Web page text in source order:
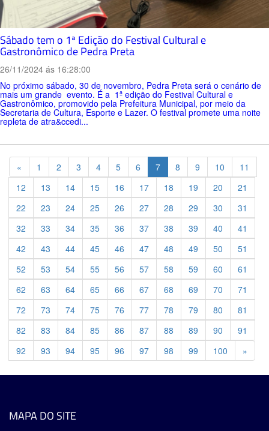
Sábado tem o 1ª Edição do Festival Cultural e
Gastronômico de Pedra Preta
26/11/2024 ás 16:28:00
No próximo sábado, 30 de novembro, Pedra Preta será o cenário de
mais um grande evento. É a 1ª edição do Festival Cultural e
Gastronômico, promovido pela Prefeitura Municipal, por meio da
Secretaria de Cultura, Esporte e Lazer. O festival promete uma noite
repleta de atra&ccedi...
« Previous
1 2 3 4 5 6 7 8 9 10
11
12
13 14 15 16 17 18 19 20
21
22
23 24 25 26 27 28 29 30
31
32
33 34 35 36 37 38 39 40
41
42
43 44 45 46 47 48 49 50
51
52
53 54 55 56 57 58 59 60
61
62
63 64 65 66 67 68 69 70
71
72
73 74 75 76 77 78 79 80
81
82
83 84 85 86 87 88 89 90
91
92
93 94 95 96 97 98 99 100 »
MAPA DO SITE